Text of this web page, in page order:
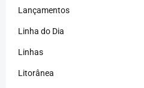
Lançamentos
Linha do Dia
Linhas
Litorânea